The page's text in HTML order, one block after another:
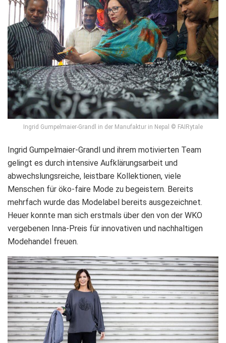
Ingrid Gumpelmaier-Grandl in der Manufaktur in Nepal © FAIRytale
Ingrid Gumpelmaier-Grandl und ihrem motivierten Team
gelingt es durch intensive Aufklärungsarbeit und
abwechslungsreiche, leistbare Kollektionen, viele
Menschen für öko-faire Mode zu begeistern. Bereits
mehrfach wurde das Modelabel bereits ausgezeichnet.
Heuer konnte man sich erstmals über den von der WKO
vergebenen Inna-Preis für innovativen und nachhaltigen
Modehandel freuen.